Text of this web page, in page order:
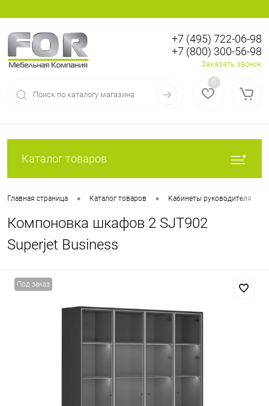
Регистрация
+7 (495) 722-06-98
+7 (800) 300-56-98
Заказать звонок
0
Каталог товаров
Главная страница • Каталог товаров • Кабинеты руководителя
Компоновка шкафов 2 SJT902
Superjet Business
Под заказ